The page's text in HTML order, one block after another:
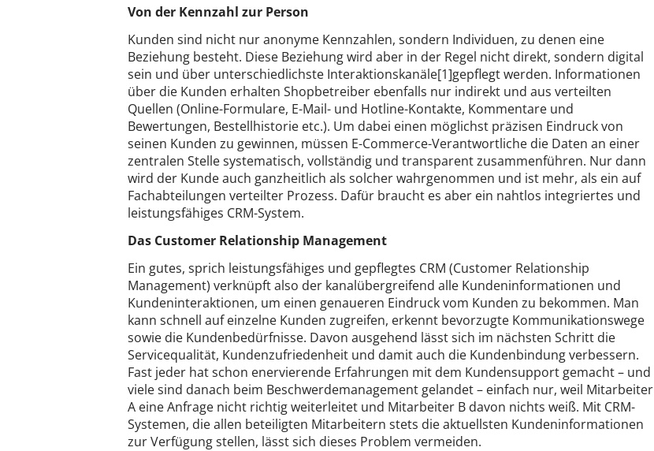
Von der Kennzahl zur Person
Kunden sind nicht nur anonyme Kennzahlen, sondern Individuen, zu denen eine
Beziehung besteht. Diese Beziehung wird aber in der Regel nicht direkt, sondern digital
sein und über unterschiedlichste Interaktionskanäle[1]gepflegt werden. Informationen
über die Kunden erhalten Shopbetreiber ebenfalls nur indirekt und aus verteilten
Quellen (Online-Formulare, E-Mail- und Hotline-Kontakte, Kommentare und
Bewertungen, Bestellhistorie etc.). Um dabei einen möglichst präzisen Eindruck von
seinen Kunden zu gewinnen, müssen E-Commerce-Verantwortliche die Daten an einer
zentralen Stelle systematisch, vollständig und transparent zusammenführen. Nur dann
wird der Kunde auch ganzheitlich als solcher wahrgenommen und ist mehr, als ein auf
Fachabteilungen verteilter Prozess. Dafür braucht es aber ein nahtlos integriertes und
leistungsfähiges CRM-System.
Das Customer Relationship Management
Ein gutes, sprich leistungsfähiges und gepflegtes CRM (Customer Relationship
Management) verknüpft also der kanalübergreifend alle Kundeninformationen und
Kundeninteraktionen, um einen genaueren Eindruck vom Kunden zu bekommen. Man
kann schnell auf einzelne Kunden zugreifen, erkennt bevorzugte Kommunikationswege
sowie die Kundenbedürfnisse. Davon ausgehend lässt sich im nächsten Schritt die
Servicequalität, Kundenzufriedenheit und damit auch die Kundenbindung verbessern.
Fast jeder hat schon enervierende Erfahrungen mit dem Kundensupport gemacht – und
viele sind danach beim Beschwerdemanagement gelandet – einfach nur, weil Mitarbeiter
A eine Anfrage nicht richtig weiterleitet und Mitarbeiter B davon nichts weiß. Mit CRM-
Systemen, die allen beteiligten Mitarbeitern stets die aktuellsten Kundeninformationen
zur Verfügung stellen, lässt sich dieses Problem vermeiden.